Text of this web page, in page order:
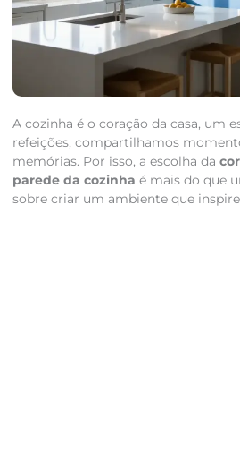
A cozinha é o coração da casa, um
refeições, compartilhamos
memórias. Por isso, a escolha da
parede da cozinha é mais do que
sobre criar um ambiente que inspire